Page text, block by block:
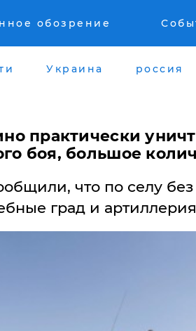
обозрение
Украина россия
практически
боя, большое
что по селу
град и